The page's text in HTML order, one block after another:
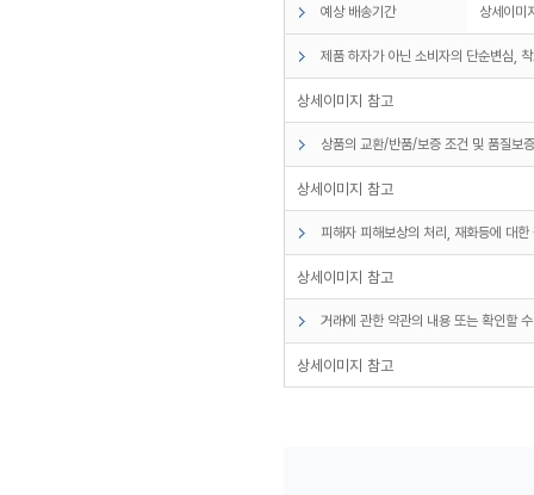
예상 배송기간 상세이미
제품 하자가 아닌 소비자의 단순변심,
상세이미지 참고
상품의 교환/반품/보증 조건 및 품질보
상세이미지 참고
피해자 피해보상의 처리, 재화등에 대
상세이미지 참고
거래에 관한 약관의 내용 또는 확인할
상세이미지 참고